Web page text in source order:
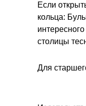
Если
кольца:
столицы
Для